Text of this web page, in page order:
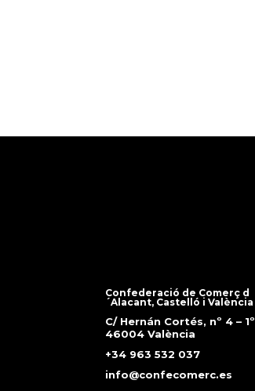
Confederació de Comerç d
´Alacant, Castelló i València
C/ Hernán Cortés, nº 4 – 1º
46004 València
+34 963 532 037
info@confecomerc.es